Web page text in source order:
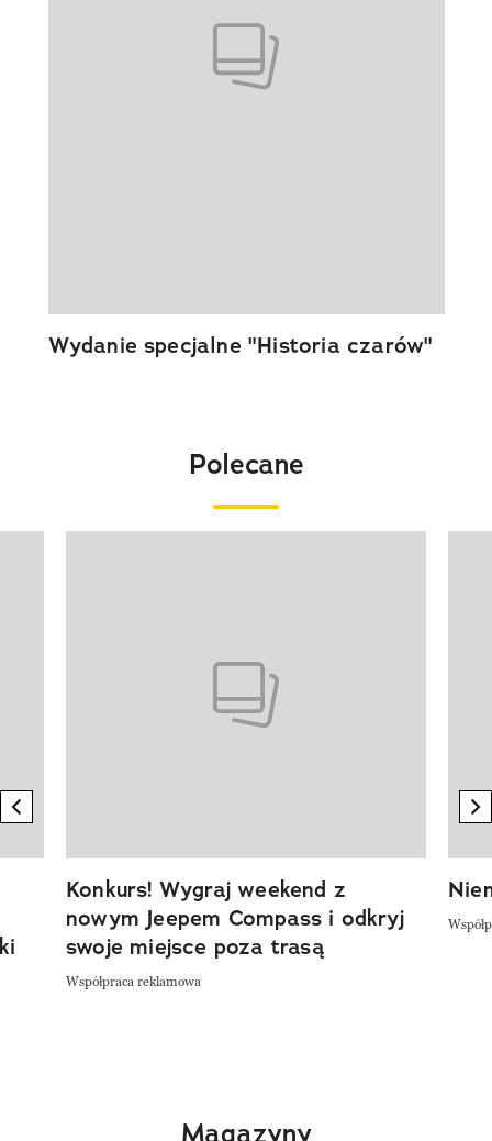
Wydanie specjalne "Historia czarów"
Polecane
previous element
Konkurs! Wygraj weekend z
nowym Jeepem Compass i odkryj
swoje miejsce poza trasą
Współpraca reklamowa
Magazyny